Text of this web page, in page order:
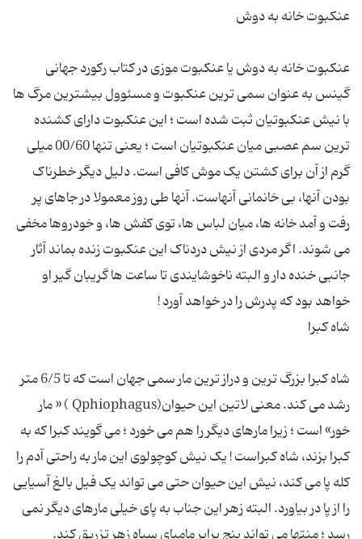
عنکبوت خانه به دوش یا عنکبوت موزی در کتاب رکورد جهانی
گینس به عنوان سمی ترین عنکبوت و مسئوول بیشترین مرگ ها
با نیش عنکبوتیان ثبت شده است ؛ این عنکبوت دارای کشنده
ترین سم عصبی میان عنکبوتیان است ؛ یعنی تنها 00/60 میلی
گرم از آن برای کشتن یک موش کافی است. دلیل دیگر خطرناک
بودن آنها، بی خانمانی آنهاست. آنها طی روز معمولا در جاهای پر
رفت و آمد خانه ها، میان لباس ها، توی کفش ها، و خودروها مخفی
می شوند. اگر مردی از نیش دردناک این عنکبوت زنده بماند آثار
جانبی خنده دار و البته ناخوشایندی تا ساعت ها گریبان گیر او
شاه کبرا بزرگ ترین و دراز ترین مار سمی جهان است که تا 6/5 متر
رشد می کند. معنی لاتین این حیوان(Qphiophagus ) « مار
خور» است ؛ زیرا مارهای دیگر را هم می خورد ؛ می گویند کبرا که به
کبرا بزند، شاه کبراست ! یک نیش کوچولوی این مار به راحتی آدم را
کله پا می کند، نیش این حیوان حتی می تواند یک فیل بالغ آسیایی
را از پا در بیاورد. البته زهر این جناب به پای خیلی مارهای دیگر نمی